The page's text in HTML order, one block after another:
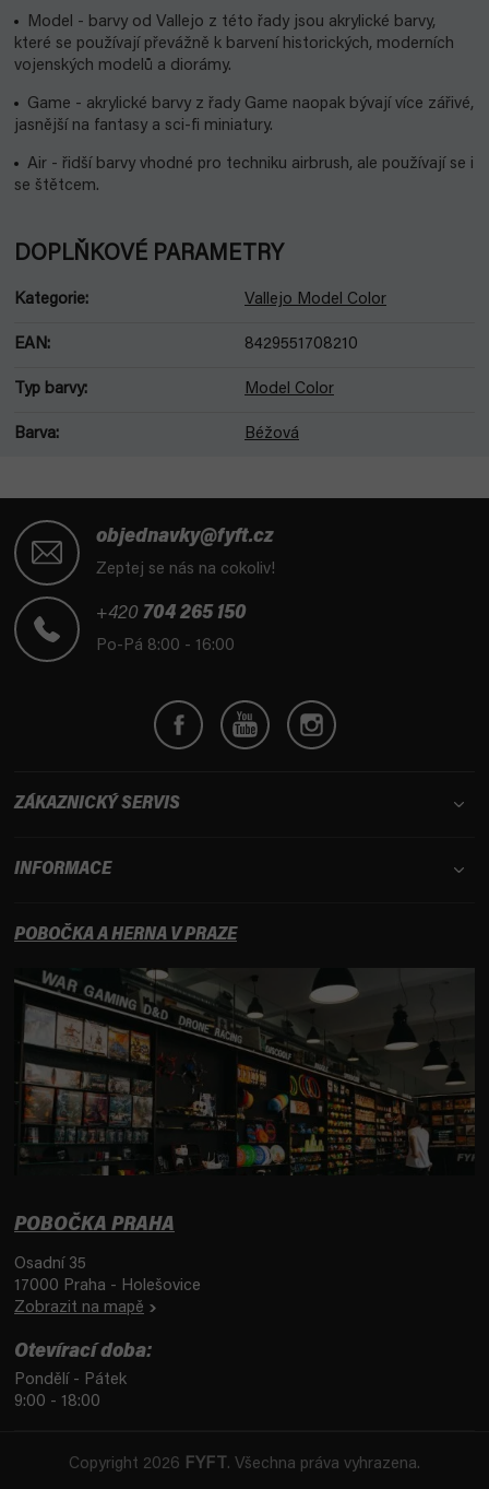
Model - barvy od Vallejo z této řady jsou akrylické barvy,
které se používají převážně k barvení historických, moderních
vojenských modelů a diorámy.
Game - akrylické barvy z řady Game naopak bývají více zářivé,
jasnější na fantasy a sci-fi miniatury.
Air - řidší barvy vhodné pro techniku airbrush, ale používají se i
se štětcem.
DOPLŇKOVÉ PARAMETRY
Kategorie: Vallejo Model Color
EAN: 8429551708210
Typ barvy: Model Color
Barva: Béžová
objednavky@fyft.cz
Zeptej se nás na cokoliv!
+420 704 265 150
Po-Pá 8:00 - 16:00
ZÁKAZNICKÝ SERVIS
INFORMACE
POBOČKA A HERNA V PRAZE
POBOČKA PRAHA
Osadní 35
17000 Praha - Holešovice
Zobrazit na mapě
Otevírací doba:
Pondělí - Pátek
9:00 - 18:00
Copyright 2026 FYFT . Všechna práva vyhrazena.